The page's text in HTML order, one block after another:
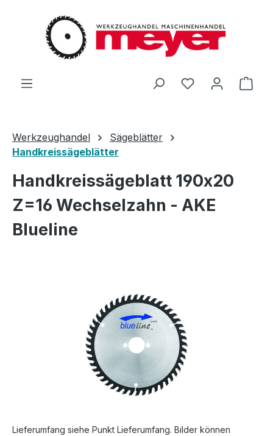
Zum Hauptinhalt springen
Du hast 0
Werkzeughandel
Sägeblätter
Handkreissägeblätter
Handkreissägeblatt 190x20
Z=16 Wechselzahn - AKE
Blueline
Lieferumfang siehe Punkt Lieferumfang. Bilder können